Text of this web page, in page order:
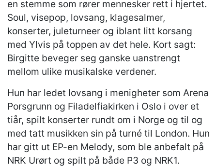
en stemme som rører mennesker rett i hjertet.
Soul, visepop, lovsang, klagesalmer,
konserter, juleturneer og iblant litt korsang
med Ylvis på toppen av det hele. Kort sagt:
Birgitte beveger seg ganske uanstrengt
mellom ulike musikalske verdener.
Hun har ledet lovsang i menigheter som Arena
Porsgrunn og Filadelfiakirken i Oslo i over et
tiår, spilt konserter rundt om i Norge og til og
med tatt musikken sin på turné til London. Hun
har gitt ut EP-en Melody, som ble anbefalt på
NRK Urørt og spilt på både P3 og NRK1.